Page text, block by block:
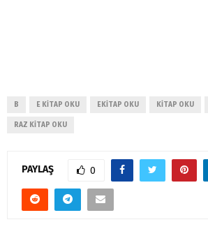
B E KITAP OKU EKITAP OKU KITAP OKU
RAZ KITAP OKU
PAYLAŞ 0